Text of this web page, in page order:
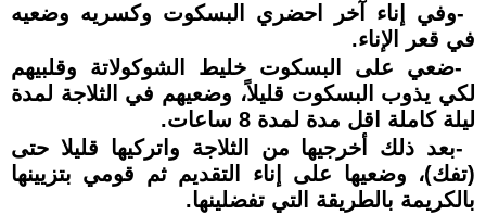
-وفي إناء آخر احضري البسكوت وكسريه وضعيه
في قعر الإناء.
-ضعي على البسكوت خليط الشوكولاتة وقلبيهم
لكي يذوب البسكوت قليلاً، وضعيهم في الثلاجة لمدة
ليلة كاملة اقل مدة لمدة 8 ساعات
.
-بعد ذلك أخرجيها من الثلاجة واتركيها قليلا حتى
(تفك)، وضعيها على إناء التقديم ثم قومي بتزيينها
بالكريمة بالطريقة التي تفضلينها.